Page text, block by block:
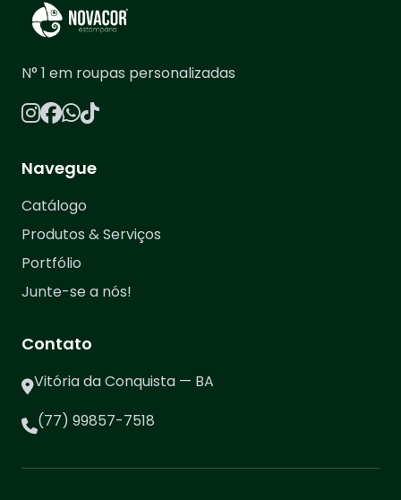
N° 1 em roupas personalizadas
Navegue
Catálogo
Produtos & Serviços
Portfólio
Junte-se a nós!
Contato
Vitória da Conquista — BA
(77) 99857-7518